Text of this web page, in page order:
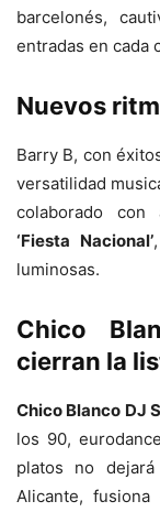
barcelonés,
entradas en cada
Nuevos
Barry B, con
versatilidad
colaborado con
‘Fiesta Nacional’
luminosas.
Chico
cierran la
Chico Blanco DJ
los 90,
platos no
Alicante,